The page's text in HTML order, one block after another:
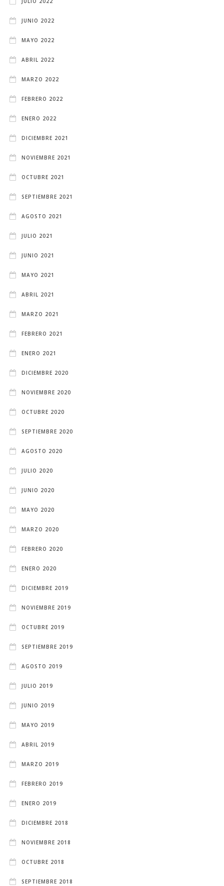
JUNIO 2022
MAYO 2022
ABRIL 2022
MARZO 2022
FEBRERO 2022
ENERO 2022
DICIEMBRE 2021
NOVIEMBRE 2021
OCTUBRE 2021
SEPTIEMBRE 2021
AGOSTO 2021
JULIO 2021
JUNIO 2021
MAYO 2021
ABRIL 2021
MARZO 2021
FEBRERO 2021
ENERO 2021
DICIEMBRE 2020
NOVIEMBRE 2020
OCTUBRE 2020
SEPTIEMBRE 2020
AGOSTO 2020
JULIO 2020
JUNIO 2020
MAYO 2020
MARZO 2020
FEBRERO 2020
ENERO 2020
DICIEMBRE 2019
NOVIEMBRE 2019
OCTUBRE 2019
SEPTIEMBRE 2019
AGOSTO 2019
JULIO 2019
JUNIO 2019
MAYO 2019
ABRIL 2019
MARZO 2019
FEBRERO 2019
ENERO 2019
DICIEMBRE 2018
NOVIEMBRE 2018
OCTUBRE 2018
SEPTIEMBRE 2018